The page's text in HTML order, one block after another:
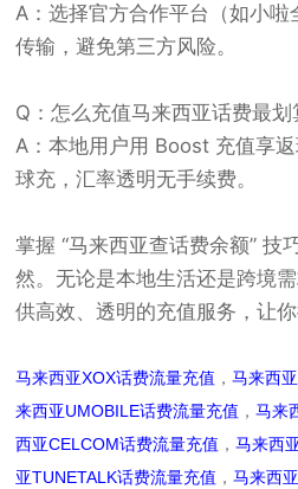
A：选择官方合作平台（如小
传输，避免第三方风险。
Q：怎么充值马来西亚话费最划
A：本地用户用 Boost 充值享
球充，汇率透明无手续费。
掌握 “马来西亚查话费余额” 技
然。无论是本地生活还是跨境
供高效、透明的充值服务，让
马来西亚XOX话费流量充值 ，马来西
来西亚UMOBILE话费流量充值 ，马来
西亚CELCOM话费流量充值 ，马来西
亚TUNETALK话费流量充值 ，马来西